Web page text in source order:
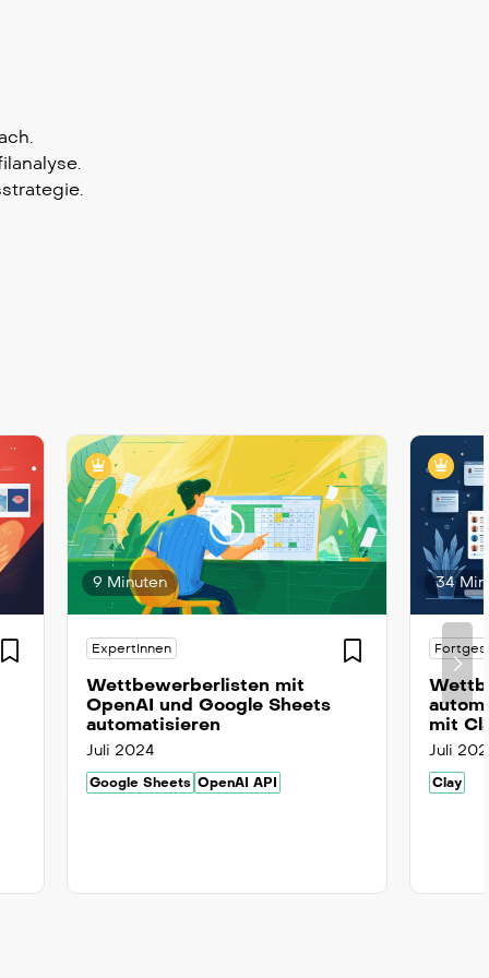
9 Minuten
ExpertInnen
Wettbewerberlisten mit
OpenAI und Google Sheets
automatisieren
Juli 2024
Google Sheets OpenAI API
34
mit
Juli
Clay